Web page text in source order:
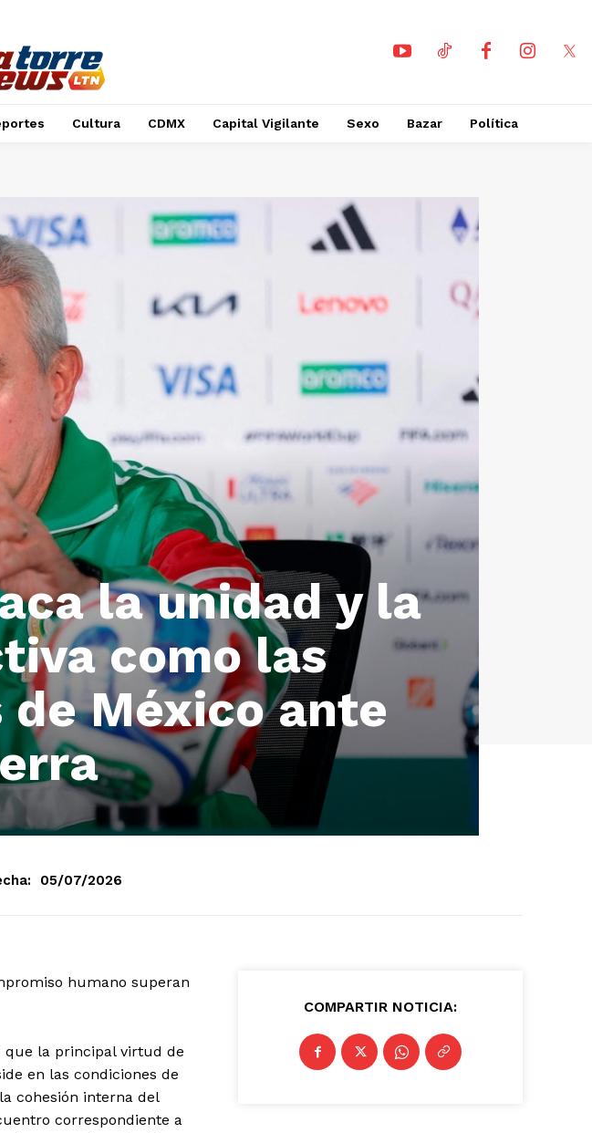
Cultura CDMX Capital Vigilante Sexo Bazar Política
la unidad y la
como las
México ante
05/07/2026
humano superan
que la principal virtud de
en las condiciones de
cohesión interna del
correspondiente a
COMPARTIR NOTICIA: